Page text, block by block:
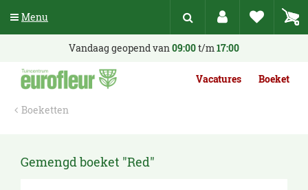
n
Boeketten
Vandaag geopend van09:00t/m17:00
Vacatures Boeket
Gemengd boeket "Red"
Menu